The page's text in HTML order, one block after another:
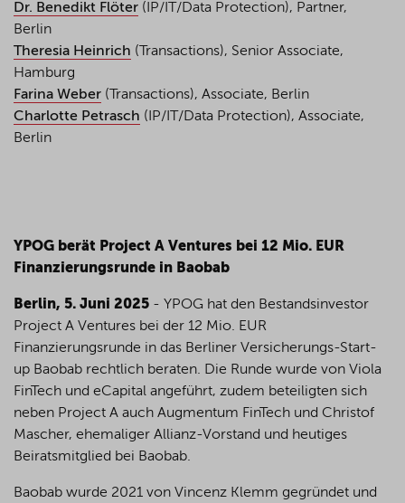
Dr. Benedikt Flöter (IP/IT/Data Protection), Partner,
Berlin
Theresia Heinrich (Transactions), Senior Associate,
Hamburg
Farina Weber (Transactions), Associate, Berlin
Charlotte Petrasch (IP/IT/Data Protection), Associate,
Berlin
YPOG berät Project A Ventures bei 12 Mio. EUR
Finanzierungsrunde in Baobab
Berlin, 5. Juni 2025 - YPOG hat den Bestandsinvestor
Project A Ventures bei der 12 Mio. EUR
Finanzierungsrunde in das Berliner Versicherungs-Start-
up Baobab rechtlich beraten. Die Runde wurde von Viola
FinTech und eCapital angeführt, zudem beteiligten sich
neben Project A auch Augmentum FinTech und Christof
Mascher, ehemaliger Allianz-Vorstand und heutiges
Beiratsmitglied bei Baobab.
Baobab wurde 2021 von Vincenz Klemm gegründet und